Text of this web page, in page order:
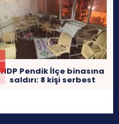
HDP Pendik İlçe binasına
saldırı: 8 kişi serbest